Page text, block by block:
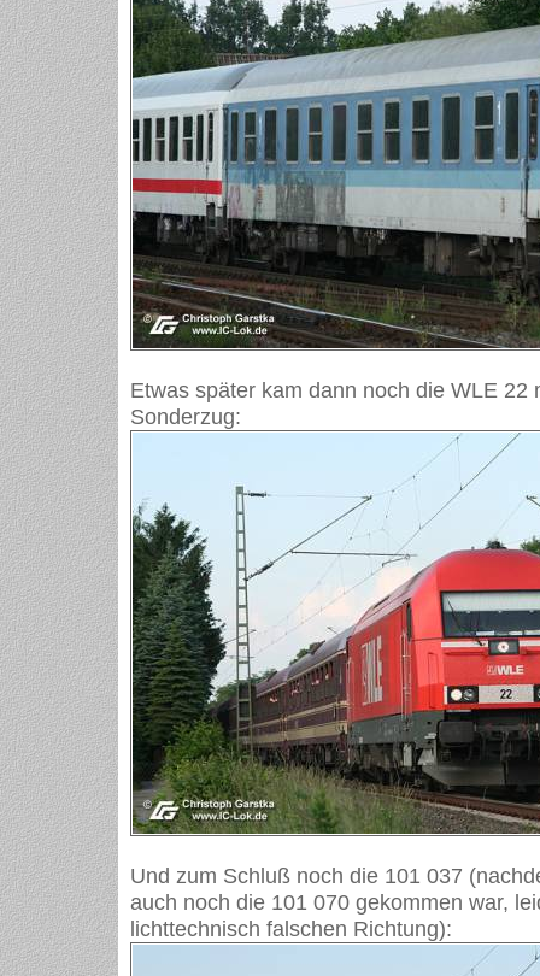
Etwas später kam dann noch die WLE 22
Sonderzug:
Und zum Schluß noch die 101 037
auch noch die 101 070 gekommen war,
lichttechnisch falschen Richtung):